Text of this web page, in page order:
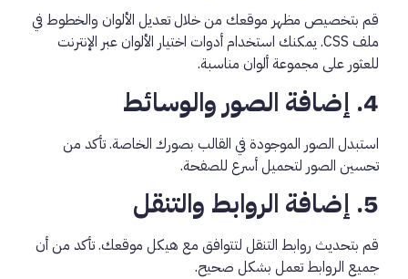
قم بتخصيص مظهر موقعك من خلال تعديل الألوان والخطوط في
ملف CSS. يمكنك استخدام أدوات اختيار الألوان عبر الإنترنت
للعثور على مجموعة ألوان مناسبة.
4. إضافة الصور والوسائط
استبدل الصور الموجودة في القالب بصورك الخاصة. تأكد من
تحسين الصور لتحميل أسرع للصفحة.
5. إضافة الروابط والتنقل
قم بتحديث روابط التنقل لتتوافق مع هيكل موقعك. تأكد من أن
جميع الروابط تعمل بشكل صحيح.